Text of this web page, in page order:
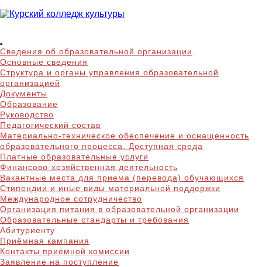
to
Курский колледж
культуры
Сведения об образовательной организации
Основные сведения
Структура и органы управления образовательной
организацией
Документы
Образование
Руководство
Педагогический состав
Материально-техническое обеспечение и оснащенность
образовательного процесса. Доступная среда
Платные образовательные услуги
Финансово-хозяйственная деятельность
Вакантные места для приема (перевода) обучающихся
Стипендии и иные виды материальной поддержки
Международное сотрудничество
Организация питания в образовательной организации
Образовательные стандарты и требования
Абитуриенту
Приёмная кампания
Контакты приёмной комиссии
Заявление на поступление